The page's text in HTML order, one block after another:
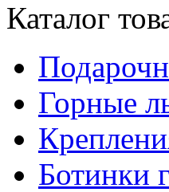
Каталог
Горные
Ботинки